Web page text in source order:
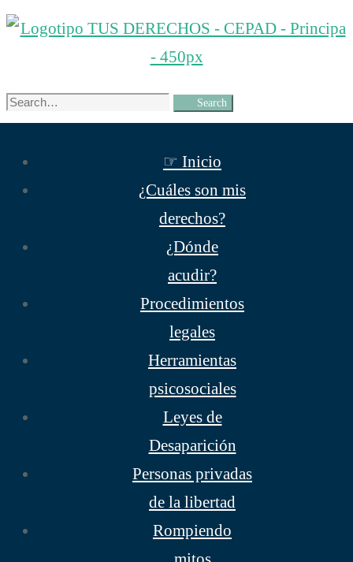
Herramientas
psicosociales
Search
for:
Search
☞ Inicio
¿Cuáles son mis
derechos?
¿Dónde
acudir?
Procedimientos
legales
Herramientas
psicosociales
Leyes de
Desaparición
Personas privadas
de la libertad
Rompiendo